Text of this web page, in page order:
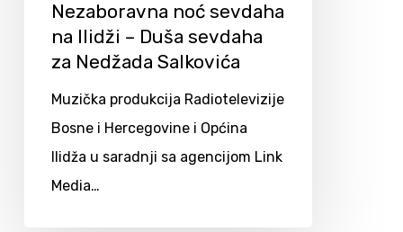
Nezaboravna noć sevdaha
na Ilidži – Duša sevdaha
za Nedžada Salkovića
Muzička produkcija Radiotelevizije
Bosne i Hercegovine i Općina
Ilidža u saradnji sa agencijom Link
Media…